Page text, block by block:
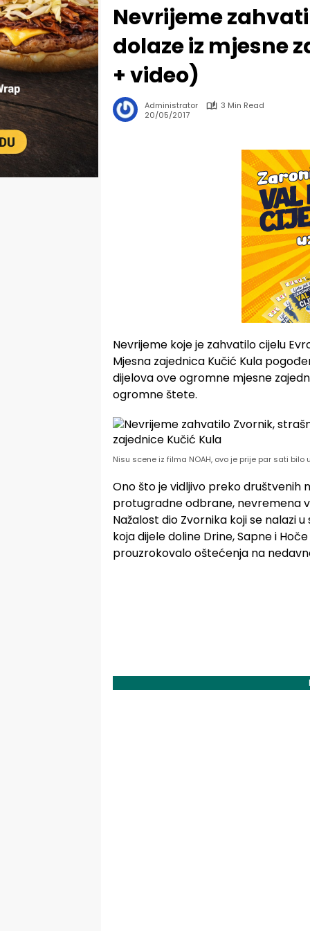
Nevrijeme
dolaze iz mjesne
+ video)
Administrator
3 Min Read
20/05/2017
Nevrijeme koje je zahvatilo cijelu
Mjesna zajednica Kučić Kula
dijelova ove ogromne mjesne
ogromne štete.
Nisu scene iz filma NOAH, ovo je prije par sati bilo
Ono što je vidljivo preko društvenih
protugradne odbrane, nevremena
Nažalost dio Zvornika koji se nalazi
koja dijele doline Drine, Sapne i
prouzrokovalo oštećenja na